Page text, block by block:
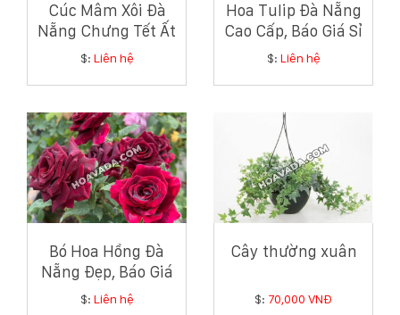
Cúc Mâm Xôi Đà
Nẵng Chưng Tết Ất
Tỵ Đẹp, Ý Nghĩa
$: Liên hệ
Hoa Tulip Đà Nẵng
Cao Cấp, Báo Giá Sỉ
Và Lẻ Tốt Nhất
$: Liên hệ
Bó Hoa Hồng Đà
Nẵng Đẹp, Báo Giá
Sỉ Lẻ Tốt Nhất 2025
$: Liên hệ
Cây thường xuân
$: 70,000 VNĐ